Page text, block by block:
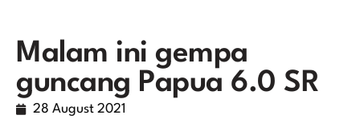
Malam ini gempa
guncang Papua 6.0 SR
28 August 2021